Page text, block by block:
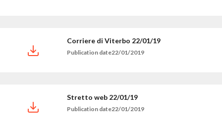
Corriere di Viterbo 22/01/19
Publication date22/01/2019
Stretto web 22/01/19
Publication date22/01/2019